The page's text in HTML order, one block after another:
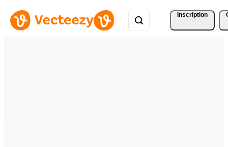
Inscription